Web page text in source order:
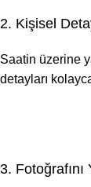
2. Kişisel
Saatin üzerine
detayları
3. Fotoğrafını